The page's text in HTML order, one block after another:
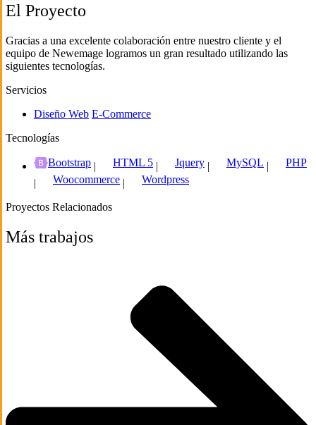
El Proyecto
Gracias a una excelente colaboración entre nuestro cliente y el
equipo de Newemage logramos un gran resultado utilizando las
siguientes tecnologías.
Servicios
Diseño Web E-Commerce
Tecnologías
Bootstrap | HTML 5 | Jquery | MySQL |
PHP
|
Woocommerce | Wordpress
Proyectos Relacionados
Más trabajos